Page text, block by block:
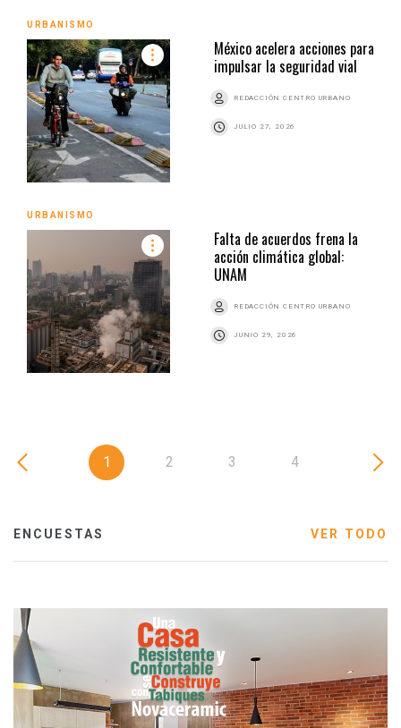
URBANISMO
México acelera acciones para
impulsar la seguridad vial
REDACCIÓN CENTRO URBANO
JULIO 27, 2026
URBANISMO
Falta de acuerdos frena la
acción climática global:
UNAM
REDACCIÓN CENTRO URBANO
JUNIO 29, 2026
1 2 3 4
ENCUESTAS VER TODO